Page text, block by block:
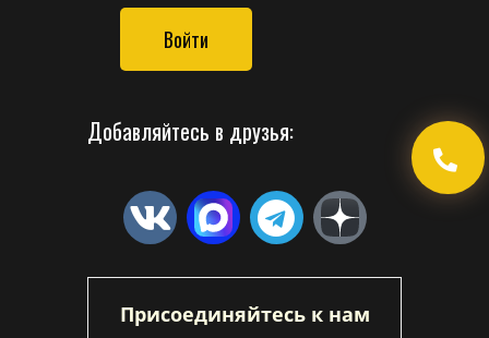
Войти
Добавляйтесь в друзья:
Присоединяйтесь к нам